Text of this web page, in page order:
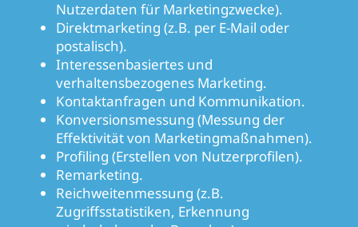
Nutzerdaten für Marketingzwecke).
Direktmarketing (z.B. per E-Mail oder
postalisch).
Interessenbasiertes und
verhaltensbezogenes Marketing.
Kontaktanfragen und Kommunikation.
Konversionsmessung (Messung der
Effektivität von Marketingmaßnahmen).
Profiling (Erstellen von Nutzerprofilen).
Remarketing.
Reichweitenmessung (z.B.
Zugriffsstatistiken, Erkennung